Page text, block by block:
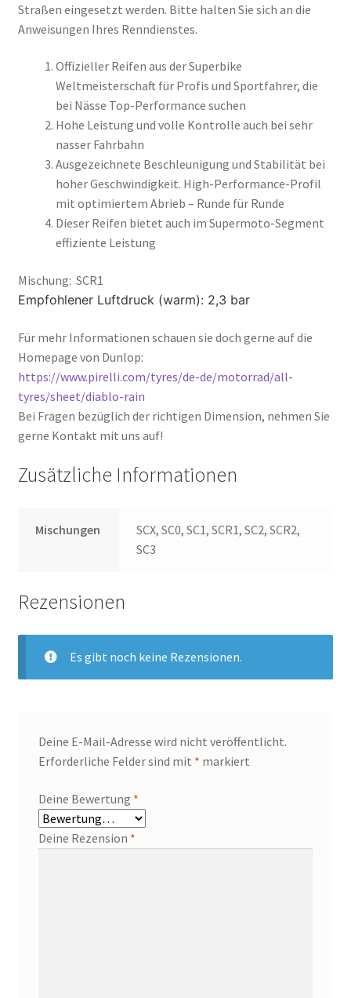
Straßen eingesetzt werden. Bitte halten Sie sich an die
Anweisungen Ihres Renndienstes.
Offizieller Reifen aus der Superbike
Weltmeisterschaft für Profis und Sportfahrer, die
bei Nässe Top-Performance suchen
Hohe Leistung und volle Kontrolle auch bei sehr
nasser Fahrbahn
Ausgezeichnete Beschleunigung und Stabilität bei
hoher Geschwindigkeit. High-Performance-Profil
mit optimiertem Abrieb – Runde für Runde
Dieser Reifen bietet auch im Supermoto-Segment
effiziente Leistung
Mischung: SCR1
Empfohlener Luftdruck (warm): 2,3 bar
Für mehr Informationen schauen sie doch gerne auf die
Homepage von Dunlop:
https://www.pirelli.com/tyres/de-de/motorrad/all-
tyres/sheet/diablo-rain
Bei Fragen bezüglich der richtigen Dimension, nehmen Sie
gerne Kontakt mit uns auf!
Zusätzliche Informationen
Mischungen
SCX, SC0, SC1, SCR1, SC2, SCR2,
SC3
Rezensionen
Es gibt noch keine Rezensionen.
Deine E-Mail-Adresse wird nicht veröffentlicht.
Erforderliche Felder sind mit * markiert
Deine Bewertung *
Deine Rezension *